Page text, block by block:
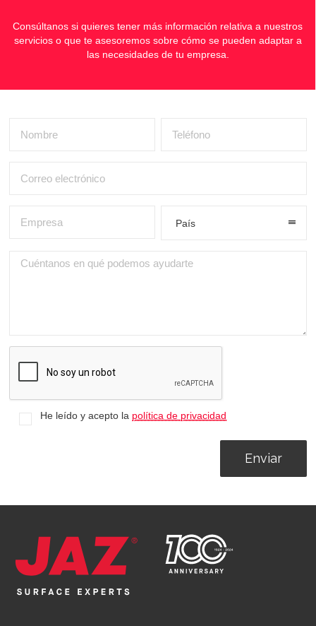
Consúltanos si quieres tener más información relativa a nuestros
servicios o que te asesoremos sobre cómo se pueden adaptar a
las necesidades de tu empresa.
País
He leído y acepto la política de privacidad